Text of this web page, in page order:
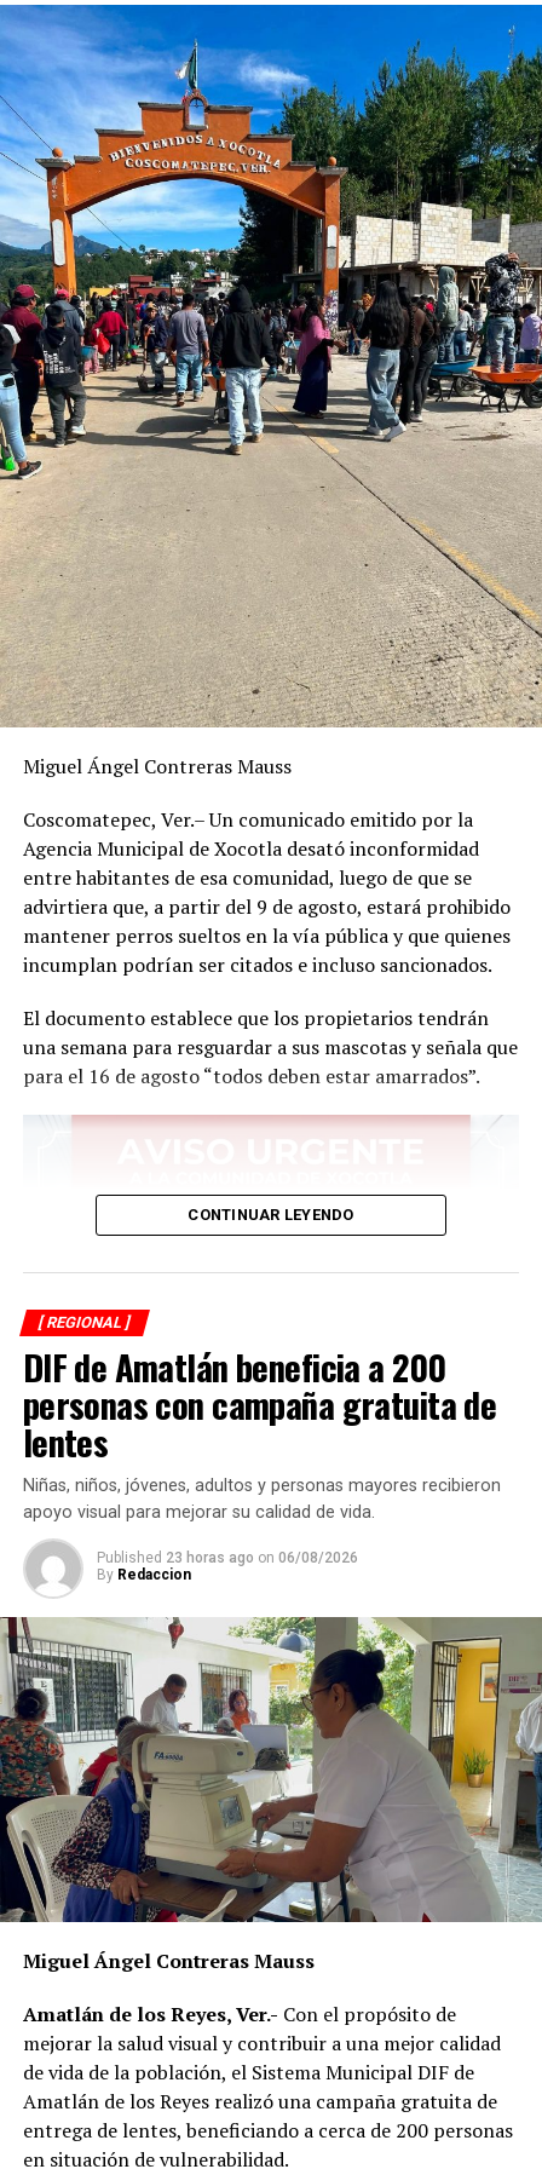
Miguel Ángel Contreras Mauss
Coscomatepec, Ver.– Un comunicado emitido por la
Agencia Municipal de Xocotla desató inconformidad
entre habitantes de esa comunidad, luego de que se
advirtiera que, a partir del 9 de agosto, estará prohibido
mantener perros sueltos en la vía pública y que quienes
incumplan podrían ser citados e incluso sancionados.
El documento establece que los propietarios tendrán
una semana para resguardar a sus mascotas y señala que
para el 16 de agosto “todos deben estar amarrados”.
Asimismo, anuncia que ese día autoridades comunitarias
realizarán recorridos para fotografiar a los perros que
permanezcan en las calles, solicitar información a
vecinos para identificar a sus dueños y, posteriormente,
citarlos al palacio de la comunidad, donde incluso
podrían hacerse acreedores a una multa.
La publicación provocó críticas entre pobladores,
quienes consideran que la Agencia Municipal podría
estar excediendo sus atribuciones al anunciar posibles
sanciones sin precisar el fundamento jurídico que las
presunto abuso de autoridad.
Si bien especialistas y organizaciones dedicadas al
bienestar animal coinciden en que los propietarios
tienen la obligación de impedir que sus mascotas
deambulen libremente por la vía pública, también
advierten que ello no significa mantenerlas
CONTINUAR LEYENDO
[ REGIONAL ]
DIF de Amatlán beneficia a 200
personas con campaña gratuita de
lentes
Niñas, niños, jóvenes, adultos y personas mayores recibieron
apoyo visual para mejorar su calidad de vida.
Published 23 horas ago on 06/08/2026
By Redaccion
Miguel Ángel Contreras Mauss
Amatlán de los Reyes, Ver.- Con el propósito de
mejorar la salud visual y contribuir a una mejor calidad
de vida de la población, el Sistema Municipal DIF de
Amatlán de los Reyes realizó una campaña gratuita de
entrega de lentes, beneficiando a cerca de 200 personas
en situación de vulnerabilidad.